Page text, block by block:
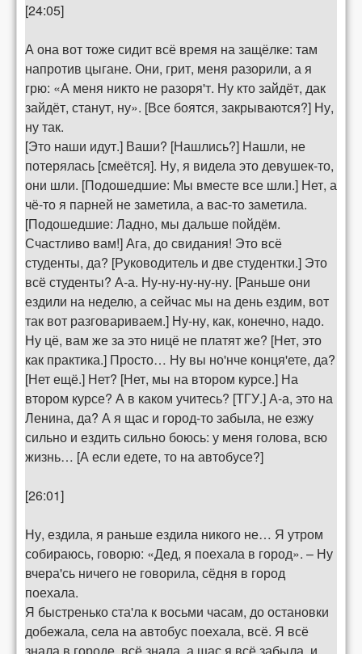
[24:05]
А она вот тоже сидит всё время на защёлке: там
напротив цыгане. Они, грит, меня разорили, а я
грю: «А меня никто не разоря'т. Ну кто зайдёт, дак
зайдёт, станут, ну». [Все боятся, закрываются?] Ну,
ну так.
[Это наши идут.] Ваши? [Нашлись?] Нашли, не
потерялась [смеётся]. Ну, я видела это девушек-то,
они шли. [Подошедшие: Мы вместе все шли.] Нет, а
чё-то я парней не заметила, а вас-то заметила.
[Подошедшие: Ладно, мы дальше пойдём.
Счастливо вам!] Ага, до свидания! Это всё
студенты, да? [Руководитель и две студентки.] Это
всё студенты? А-а. Ну-ну-ну-ну-ну. [Раньше они
ездили на неделю, а сейчас мы на день ездим, вот
так вот разговариваем.] Ну-ну, как, конечно, надо.
Ну цё, вам же за это ницё не платят же? [Нет, это
как практика.] Просто… Ну вы но'нче конця'ете, да?
[Нет ещё.] Нет? [Нет, мы на втором курсе.] На
втором курсе? А в каком учитесь? [ТГУ.] А-а, это на
Ленина, да? А я щас и город-то забыла, не езжу
сильно и ездить сильно боюсь: у меня голова, всю
жизнь… [А если едете, то на автобусе?]
[26:01]
Ну, ездила, я раньше ездила никого не… Я утром
собираюсь, говорю: «Дед, я поехала в город». – Ну
вчера'сь ничего не говорила, сёдня в город
поехала.
Я быстренько ста'ла к восьми часам, до остановки
добежала, села на автобус поехала, всё. Я всё